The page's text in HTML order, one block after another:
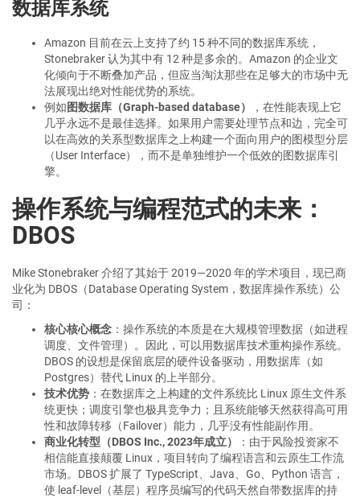
数据库系统
Amazon 目前在云上支持了约 15 种不同的数据库系统，
Stonebraker 认为其中有 12 种是多余的。Amazon 的企业文
化倾向于不断叠加产品，但应当淘汰那些在足够大的市场中无
法展现出绝对性能优势的系统。
例如图数据库（Graph-based database）
，在性能表现上它
几乎永远不是最佳选择。如果用户需要处理节点和边，完全可
以在高效的关系型数据库之上构建一个面向用户的图模型分层
（User Interface），而不是单独维护一个低效的图数据库引
擎。
操作系统与编程范式的未来：
DBOS
Mike Stonebraker 介绍了其始于 2019—2020 年的学术项目，现已商
业化为 DBOS（Database Operating System，数据库操作系统）公
司：
核心核心概念 ：操作系统的本质是在大规模管理数据（如进程
调度、文件管理）。因此，可以用数据库技术重构操作系统。
DBOS 的设想是保留底层的硬件设备驱动，用数据库（如
Postgres）替代 Linux 的上半部分。
技术优势 ：在数据库之上构建的文件系统比 Linux 原生文件系
统更快；调度引擎也极具竞争力；且系统能够天然获得高可用
性和故障转移（Failover）能力，几乎没有性能副作用。
商业化转型（DBOS Inc., 2023年成立）
：由于风险投资家不
相信能直接颠覆 Linux，项目转向了编程语言和云原生工作流
市场。DBOS 扩展了 TypeScript、Java、Go、Python 语言，
使 leaf-level（基层）程序员编写的代码天然自带数据库的持